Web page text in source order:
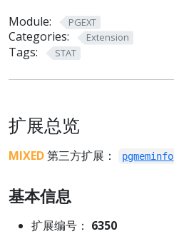
Module: PGEXT
Categories: Extension
Tags: STAT
扩展总览
MIXED第三方扩展： pgmeminfo
基本信息
扩展编号： 6350